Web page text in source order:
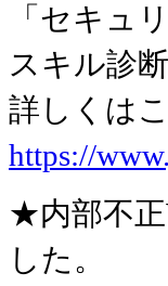
「セキュ
スキル診
詳しくは
https://
★内部不正
した。